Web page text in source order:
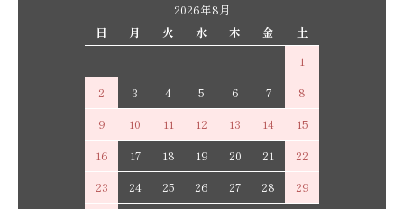
2026年8月
日
月 火 水 木 金
土
1
2
3 4 5 6 7
8
9
10 11 12 13 14
15
16
17 18 19 20 21
22
23
24 25 26 27 28
29